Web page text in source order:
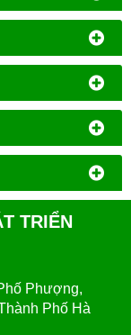
TRIỂN
Phượng,
Phố Hà